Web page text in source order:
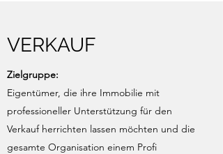
VERKAUF
Zielgruppe:
Eigentümer, die ihre Immobilie mit
professioneller Unterstützung für den
Verkauf herrichten lassen möchten und die
gesamte Organisation einem Profi